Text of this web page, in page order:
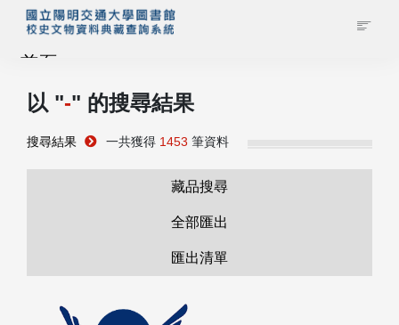
首頁
藏品查詢
管理者登入
以 "-" 的搜尋結果
搜尋結果 一共獲得 1453 筆資料
藏品搜尋
全部匯出
匯出清單